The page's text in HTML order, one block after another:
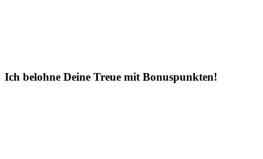
Ich belohne Deine Treue mit Bonuspunkten!